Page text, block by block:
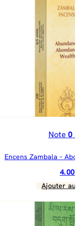
Note 0
Encens Zambala –
4.00
Ajouter au